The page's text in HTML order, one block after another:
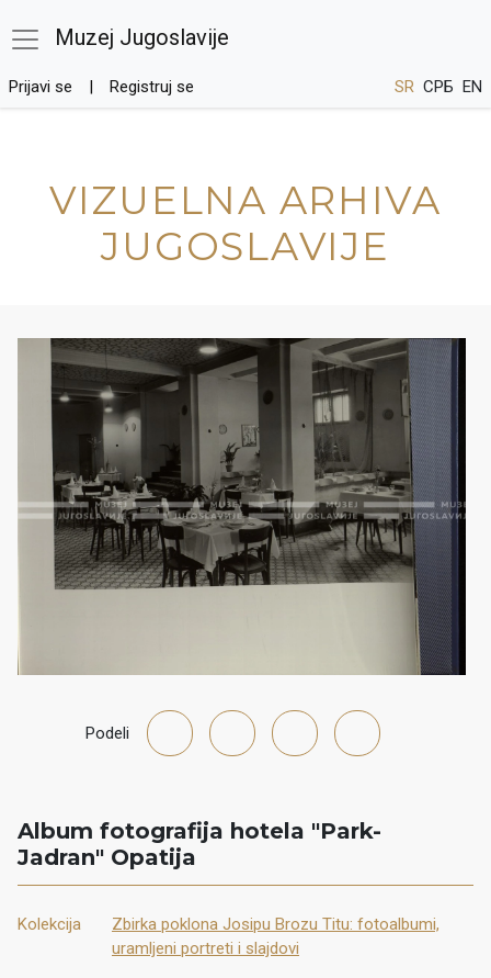
Muzej Jugoslavije
Prijavi se Registruj se SR СРБ EN
VIZUELNA ARHIVA
JUGOSLAVIJE
Podeli
Album fotografija hotela "Park-
Jadran" Opatija
Kolekcija
Zbirka poklona Josipu Brozu Titu: fotoalbumi,
uramljeni portreti i slajdovi